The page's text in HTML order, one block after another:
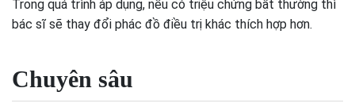
Trong quá trình áp dụng, nếu có triệu chứng bất thường thì
bác sĩ sẽ thay đổi phác đồ điều trị khác thích hợp hơn.
Chuyên sâu